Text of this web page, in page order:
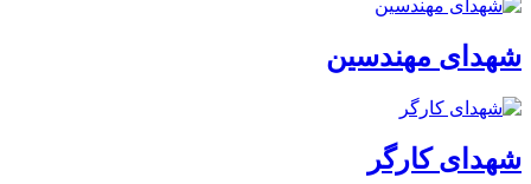
شهدای مهندسین
شهدای کارگر